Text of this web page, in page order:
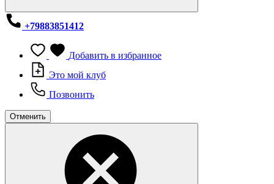
+79883851412
Добавить в избранное
Это мой клуб
Позвонить
Отменить